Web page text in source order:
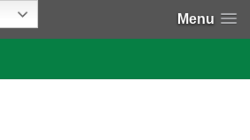
Menu